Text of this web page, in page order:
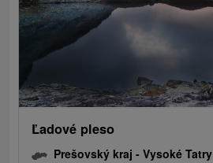
Ľadové pleso
Prešovský kraj -Vysoké Tatry